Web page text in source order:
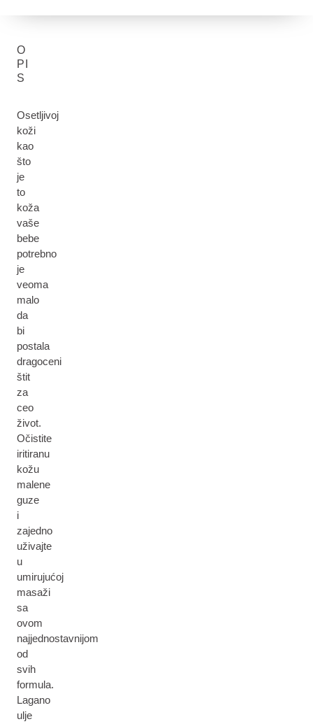
O
PI
S
Osetljivoj
koži
kao
što
je
to
koža
vaše
bebe
potrebno
je
veoma
malo
da
bi
postala
dragoceni
štit
za
ceo
život.
Očistite
iritiranu
kožu
malene
guze
i
zajedno
uživajte
u
umirujućoj
masaži
sa
ovom
najjednostavnijom
od
svih
formula.
Lagano
ulje